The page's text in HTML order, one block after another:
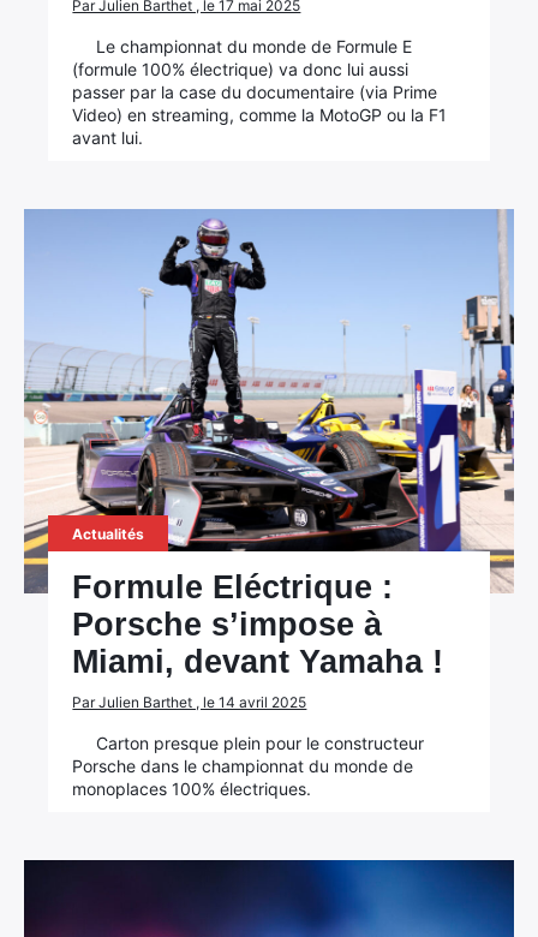
Par Julien Barthet , le 17 mai 2025
Le championnat du monde de Formule E
(formule 100% électrique) va donc lui aussi
passer par la case du documentaire (via Prime
Video) en streaming, comme la MotoGP ou la F1
avant lui.
Actualités
Formule Eléctrique :
Porsche s’impose à
Miami, devant Yamaha !
Par Julien Barthet , le 14 avril 2025
Carton presque plein pour le constructeur
Porsche dans le championnat du monde de
monoplaces 100% électriques.